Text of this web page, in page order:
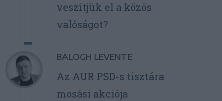
veszítjük el a közös
valóságot?
BALOGH LEVENTE
Az AUR PSD-s tisztára
mosási akciója